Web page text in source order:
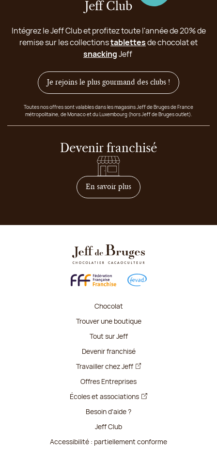
Jeff Club
Intégrez le Jeff Club et profitez toute l'année de 20% de
remise sur les collectionstablettesde chocolat et
snackingJeff
Je rejoins le plus gourmand des clubs !
Toutes nos offres sont valables dans les magasins Jeff de Bruges de France
métropolitaine, de Monaco et du Luxembourg (hors Jeff de Bruges outlet).
Devenir franchisé
En savoir plussur comment devenir
Chocolat
Trouver une boutique
Tout sur Jeff
Devenir franchisé
Travailler chez Jeff
Offres Entreprises
Écoles et associations
Besoin d'aide ?
Jeff Club
Accessibilité : partiellement conforme